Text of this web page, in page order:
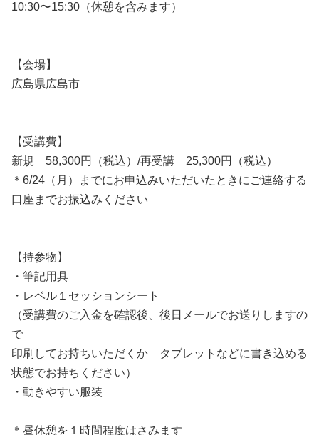
10:30〜15:30（休憩を含みます）
【会場】
広島県広島市
【受講費】
新規 58,300円（税込）/再受講 25,300円（税込）
＊6/24（月）までにお申込みいただいたときにご連絡する
口座までお振込みください
【持参物】
・筆記用具
・レベル１セッションシート
（受講費のご入金を確認後、後日メールでお送りしますの
で
印刷してお持ちいただくか タブレットなどに書き込める
状態でお持ちください）
・動きやすい服装
＊昼休憩を１時間程度はさみます